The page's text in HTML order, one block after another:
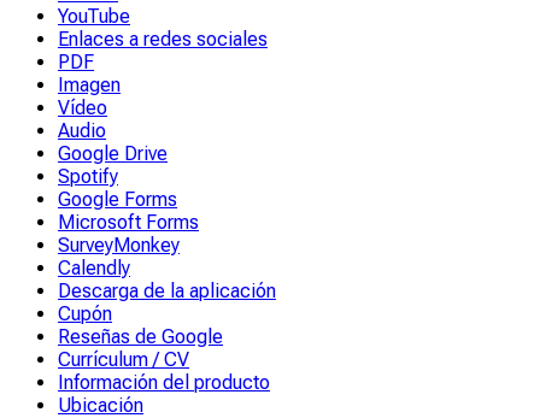
YouTube
Enlaces a redes sociales
PDF
Imagen
Vídeo
Audio
Google Drive
Spotify
Google Forms
Microsoft Forms
SurveyMonkey
Calendly
Descarga de la aplicación
Cupón
Reseñas de Google
Currículum / CV
Información del producto
Ubicación